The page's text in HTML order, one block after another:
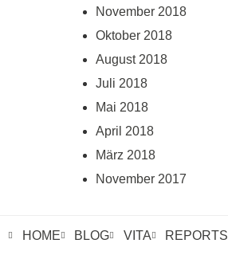
November 2018
Oktober 2018
August 2018
Juli 2018
Mai 2018
April 2018
März 2018
November 2017
HOME BLOG VITA REPORTS